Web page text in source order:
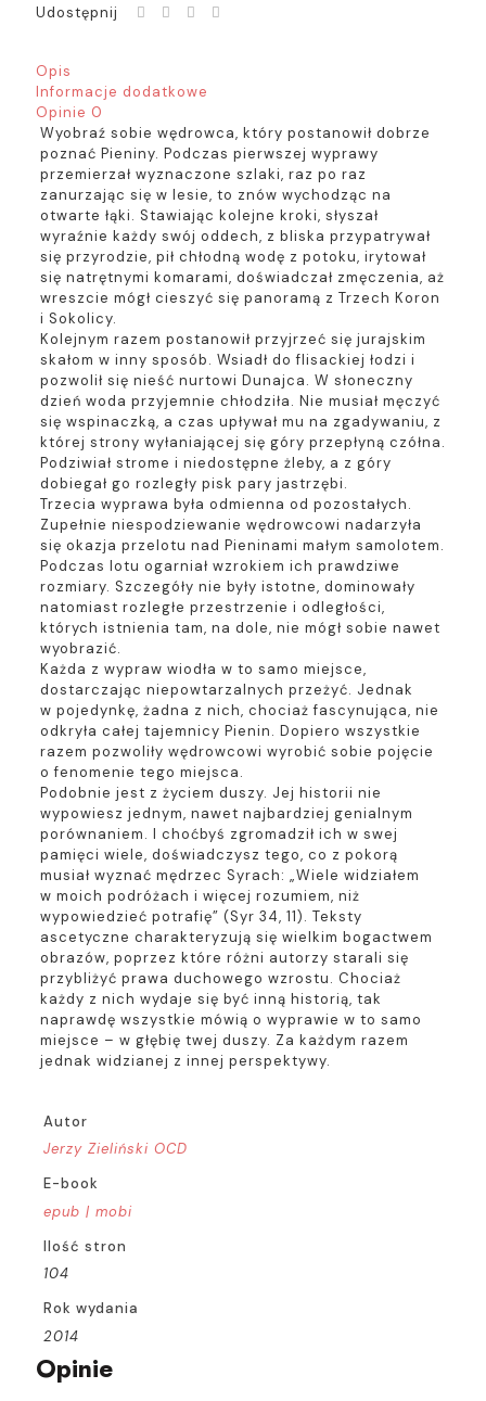
Udostępnij
Opis
Informacje dodatkowe
Opinie 0
Wyobraź sobie wędrowca, który postanowił dobrze
poznać Pieniny. Podczas pierwszej wyprawy
przemierzał wyznaczone szlaki, raz po raz
zanurzając się w lesie, to znów wychodząc na
otwarte łąki. Stawiając kolejne kroki, słyszał
wyraźnie każdy swój oddech, z bliska przypatrywał
się przyrodzie, pił chłodną wodę z potoku, irytował
się natrętnymi komarami, doświadczał zmęczenia, aż
wreszcie mógł cieszyć się panoramą z Trzech Koron
i Sokolicy.
Kolejnym razem postanowił przyjrzeć się jurajskim
skałom w inny sposób. Wsiadł do flisackiej łodzi i
pozwolił się nieść nurtowi Dunajca. W słoneczny
dzień woda przyjemnie chłodziła. Nie musiał męczyć
się wspinaczką, a czas upływał mu na zgadywaniu, z
której strony wyłaniającej się góry przepłyną czółna.
Podziwiał strome i niedostępne żleby, a z góry
dobiegał go rozległy pisk pary jastrzębi.
Trzecia wyprawa była odmienna od pozostałych.
Zupełnie niespodziewanie wędrowcowi nadarzyła
się okazja przelotu nad Pieninami małym samolotem.
Podczas lotu ogarniał wzrokiem ich prawdziwe
rozmiary. Szczegóły nie były istotne, dominowały
natomiast rozległe przestrzenie i odległości,
których istnienia tam, na dole, nie mógł sobie nawet
wyobrazić.
Każda z wypraw wiodła w to samo miejsce,
dostarczając niepowtarzalnych przeżyć. Jednak
w pojedynkę, żadna z nich, chociaż fascynująca, nie
odkryła całej tajemnicy Pienin. Dopiero wszystkie
razem pozwoliły wędrowcowi wyrobić sobie pojęcie
o fenomenie tego miejsca.
Podobnie jest z życiem duszy. Jej historii nie
wypowiesz jednym, nawet najbardziej genialnym
porównaniem. I choćbyś zgromadził ich w swej
pamięci wiele, doświadczysz tego, co z pokorą
musiał wyznać mędrzec Syrach: „Wiele widziałem
w moich podróżach i więcej rozumiem, niż
wypowiedzieć potrafię” (Syr 34, 11). Teksty
ascetyczne charakteryzują się wielkim bogactwem
obrazów, poprzez które różni autorzy starali się
przybliżyć prawa duchowego wzrostu. Chociaż
każdy z nich wydaje się być inną historią, tak
naprawdę wszystkie mówią o wyprawie w to samo
miejsce – w głębię twej duszy. Za każdym razem
jednak widzianej z innej perspektywy.
Autor
Jerzy Zieliński OCD
E-book
epub | mobi
Ilość stron
104
Rok wydania
2014
Opinie